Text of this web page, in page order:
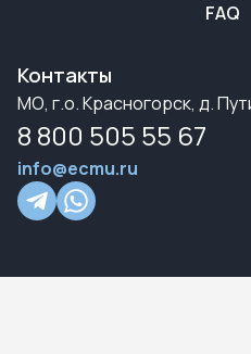
FAQ
Контакты
МО, г.о. Красногорск, д.
8 800 505 55 67
info@ecmu.ru